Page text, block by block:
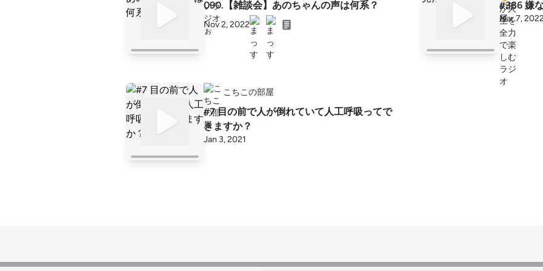
090.【雑談会】あのちゃんの声は何系？
Nov 2, 2022
#386 嫌
Mar 7, 2022
こちこの部屋
#7 目の前で人が倒れていて人工呼吸ってで
きますか？
Jan 3, 2021